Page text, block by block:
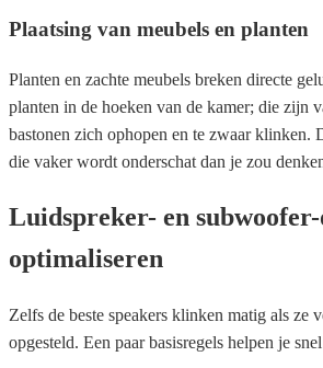
Plaatsing van meubels en planten
Planten en zachte meubels breken directe
planten in de hoeken van de kamer; die zijn
bastonen zich ophopen en te zwaar klinken.
die vaker wordt onderschat dan je zou
Luidspreker- en
optimaliseren
Zelfs de beste speakers klinken matig als ze
opgesteld. Een paar basisregels helpen je